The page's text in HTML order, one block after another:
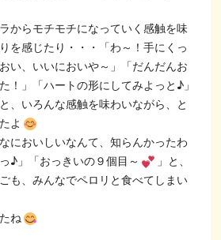
からモチモチになっていく感触を味
を感じたり・・・「わ～！手にくっ
い、いいにおいや～」「だんだんお
！」「ハートの形にしてみよっと♪」
、いろんな感触を味わいながら、と
よ
においしいなんて、知らんかったわ
♪」「おっきいの９個目～
」と、
も、みんなでペロリと食べてしまい
ね